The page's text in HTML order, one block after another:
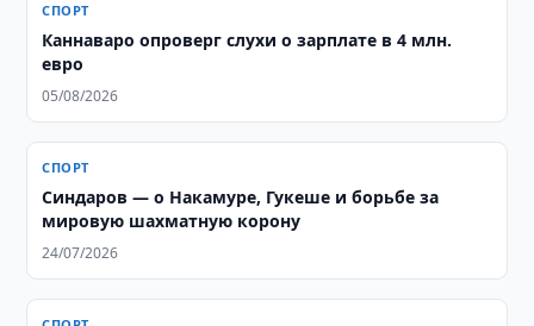
СПОРТ
Каннаваро опроверг слухи о зарплате в 4 млн.
евро
05/08/2026
СПОРТ
Синдаров — о Накамуре, Гукеше и борьбе за
мировую шахматную корону
24/07/2026